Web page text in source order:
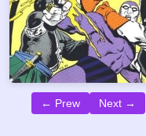
← Prew Next →